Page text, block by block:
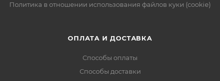
Политика в отношении использования файлов куки (cookie)
ОПЛАТА И ДОСТАВКА
Способы оплаты
Способы доставки